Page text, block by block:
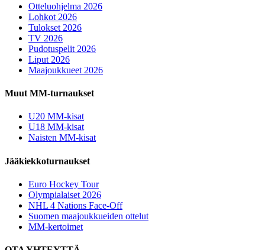
Otteluohjelma 2026
Lohkot 2026
Tulokset 2026
TV 2026
Pudotuspelit 2026
Liput 2026
Maajoukkueet 2026
Muut MM-turnaukset
U20 MM-kisat
U18 MM-kisat
Naisten MM-kisat
Jääkiekkoturnaukset
Euro Hockey Tour
Olympialaiset 2026
NHL 4 Nations Face-Off
Suomen maajoukkueiden ottelut
MM-kertoimet